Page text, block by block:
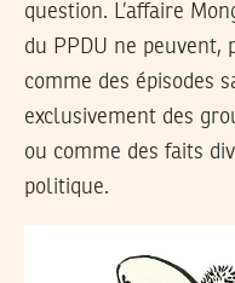
question. L’affaire
du PPDU ne peuvent,
comme des épisodes
exclusivement des
ou comme des faits
politique.